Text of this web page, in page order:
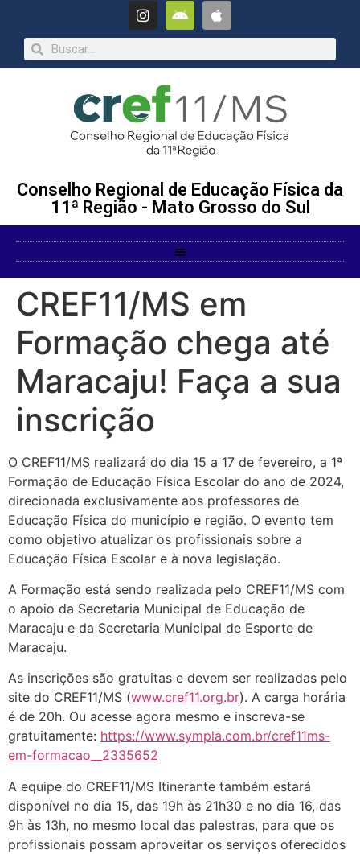
Conselho Regional de Educação Física da
11ª Região - Mato Grosso do Sul
CREF11/MS em
Formação chega até
Maracaju! Faça a sua
inscrição
O CREF11/MS realizará do dia 15 a 17 de fevereiro, a 1ª
Formação de Educação Física Escolar do ano de 2024,
direcionada exclusivamente aos professores de
Educação Física do município e região. O evento tem
como objetivo atualizar os profissionais sobre a
Educação Física Escolar e à nova legislação.
A Formação está sendo realizada pelo CREF11/MS com
o apoio da Secretaria Municipal de Educação de
Maracaju e da Secretaria Municipal de Esporte de
Maracaju.
As inscrições são gratuitas e devem ser realizadas pelo
site do CREF11/MS (www.cref11.org.br). A carga horária
é de 20h. Ou acesse agora mesmo e inscreva-se
gratuitamente: https://www.sympla.com.br/cref11ms-
em-formacao__2335652
A equipe do CREF11/MS Itinerante também estará
disponível no dia 15, das 19h às 21h30 e no dia 16, das
9h às 13h, no mesmo local das palestras, para que os
profissionais possam aproveitar os serviços oferecidos